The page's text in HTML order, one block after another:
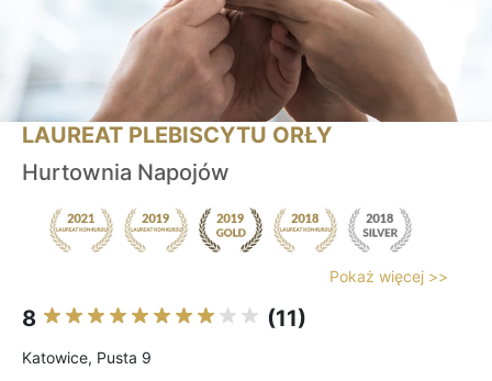
LAUREAT PLEBISCYTU ORŁY
Hurtownia Napojów
Pokaż więcej >>
8 (11)
Katowice, Pusta 9